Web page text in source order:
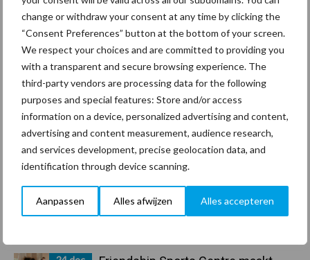
change or withdraw your consent at any time by clicking the
“Consent Preferences” button at the bottom of your screen.
We respect your choices and are committed to providing you
with a transparent and secure browsing experience. The
third-party vendors are processing data for the following
purposes and special features: Store and/or access
information on a device, personalized advertising and content,
advertising and content measurement, audience research,
and services development, precise geolocation data, and
identification through device scanning.
Aanpassen Alles afwijzen Alles accepteren
Primaire
Sidebar
Recent nieuws Partner nieuws
30 dec
Hervorming flexibele
arbeidscontracten kent mitsen en
maren
29 dec
Freddy van de Ridder Cleaners:
“Glazenwassen zit in m’n bloed,
Toon meer